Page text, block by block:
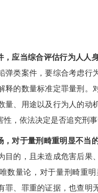
，应当综合评估行为人
弹类案件，要综合考虑行
释的数量标准定罪量刑
量、用途以及行为人的动
，依法决定是否追究刑
，对于量刑畸重明显不当
目的，且未造成危害后
数量论，对于量刑畸重
罪、罪重的证据，也查明